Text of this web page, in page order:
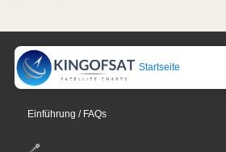
Startseite
Einführung / FAQs